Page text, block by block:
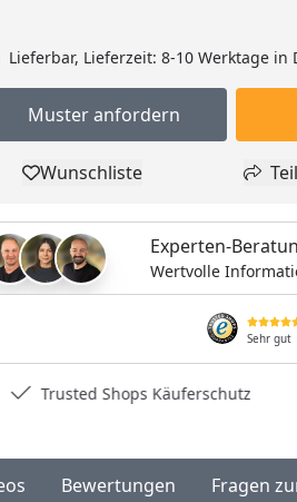
Lieferbar, Lieferzeit: 8-10 Werktage in
Muster anfordern
Muster anfordern
Produkt zur Wunschliste
Wunschliste
Experten-
Wertvolle
Sehr gut
Trusted Shops Käuferschutz
Bewertungen Fragen